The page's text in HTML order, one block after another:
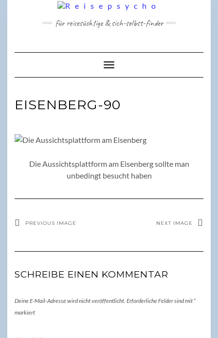
für reisesüchtige & sich-selbst-finder
Toggle Navigation
EISENBERG-90
Die Aussichtsplattform am Eisenberg sollte man
unbedingt besucht haben
PREVIOUS IMAGE NEXT IMAGE
SCHREIBE EINEN KOMMENTAR
Deine E-Mail-Adresse wird nicht veröffentlicht. Erforderliche Felder sind mit *
markiert